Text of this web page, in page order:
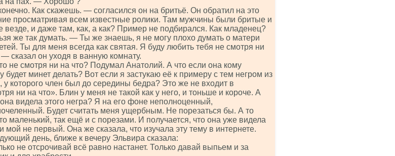
Как скажешь. — согласился он на бритьё. Он обратил на это
просматривая всем известные ролики. Там мужчины были бритые и
везде, и даже там, как, а как? Пример не подбирался. Как младенец?
же так думать. — Ты же знаешь, я не могу плохо думать о матери
Ты для меня всегда как святая. Я буду любить тебя не смотря ни
— сказал он уходя в ванную комнату.
не смотря ни на что? Подумал Анатолий. А что если она кому
будет минет делать? Вот если я застукаю её к примеру с тем негром из
у которого член был до середины бедра? Это же не входит в
ни на что». Блин у меня не такой как у него, и тоньше и короче. А
видела этого негра? Я на его фоне неполноценный,
Будет считать меня ущербным. Не порезаться бы. А то
маленький, так ещё и с порезами. И получается, что она уже видела
мой не первый. Она же сказала, что изучала эту тему в интернете.
день, ближе к вечеру Эльвира сказала:
не отсрочивай всё равно настанет. Только давай выпьем и за